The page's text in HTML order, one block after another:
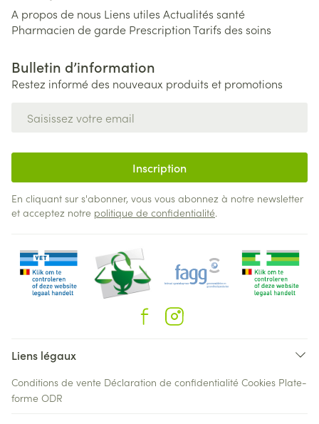
A propos de nous Liens utiles Actualités santé
Pharmacien de garde PrescriptionTarifs des soins
Bulletin d’information
Restez informé des nouveaux produits et promotions
Inscription
En cliquant sur s'abonner, vous vous abonnez à notre newsletter
et acceptez notre politique de confidentialité.
Liens légaux
Conditions de vente Déclaration de confidentialité Cookies Plate-
forme ODR